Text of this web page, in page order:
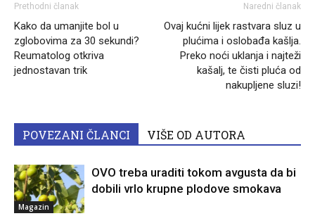
Prethodni članak
Kako da umanjite bol u
zglobovima za 30 sekundi?
Reumatolog otkriva
jednostavan trik
Naredni članak
Ovaj kućni lijek rastvara sluz u
plućima i oslobađa kašlja.
Preko noći uklanja i najteži
kašalj, te čisti pluća od
nakupljene sluzi!
POVEZANI ČLANCI VIŠE OD AUTORA
Magazin
OVO treba uraditi tokom avgusta da bi
dobili vrlo krupne plodove smokava